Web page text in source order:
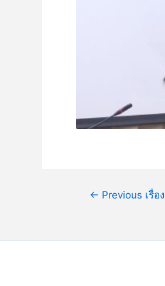
← Previous เรื่อง